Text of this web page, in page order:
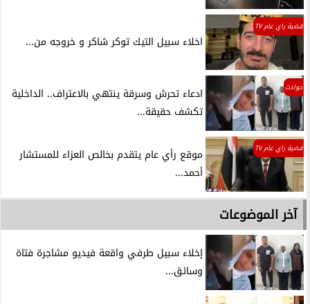
قضية راي عام TV
اخلاء سبيل التيك توكر شاكر و خروجه من...
حوادث
ادعاء تحرش وسرقة ينتهي بالاعتراف.. الداخلية
تكشف حقيقة...
قضية راي عام TV
موقع رأي عام يتقدم بخالص العزاء للمستشار
أحمد...
آخر الموضوعات
إخلاء سبيل طرفي واقعة فيديو مشاجرة فتاة
وسائق...